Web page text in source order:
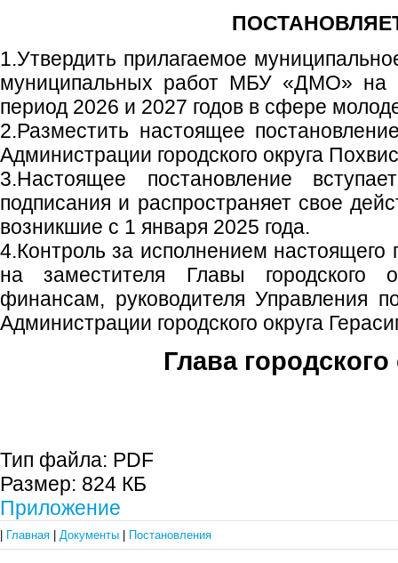
1.Утвердить прилагаемое
муниципальных работ МБУ «ДМО» на
период 2026 и 2027 годов в сфере
2.Разместить настоящее
Администрации городского округа
3.Настоящее постановление
подписания и распространяет свое
возникшие с 1 января 2025 года.
4.Контроль за исполнением настоящего
на заместителя Главы городского
финансам, руководителя Управления
Администрации городского округа
Глава городского
Тип файла: PDF
Размер: 824 КБ
Приложение
Главная Документы Постановления